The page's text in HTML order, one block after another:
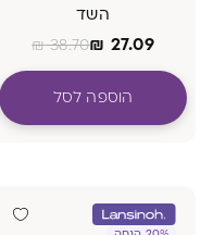
השד
₪ 27.09
₪38.70
הוספה לסל